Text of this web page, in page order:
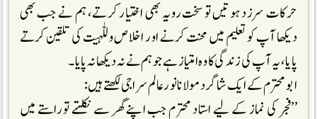
حرکات سرزد ہوتیں تو سخت رویہ بھی اختیار کرتے، ہم نے جب بھی
دیکھا آپ کو تعلیم میں محنت کرنے اور اخلاص وللہیت کی تلقین کرتے
پایا، یہ آپ کی زندگی کا وہ امتیاز ہے جو ہم نے نہ دیکھا نہ پایا۔
ابو محتر م کے ایک شاگرد مولانا نورعالم سراجی لکھتے ہیں:
’’فجر کی نماز کے لیے استاد محترم جب اپنے گھر سے نکلتے تو راستے میں